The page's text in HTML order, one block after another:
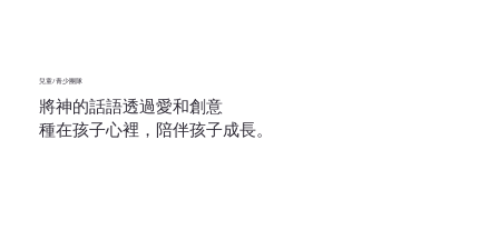
兒童/青少團隊
將神的話語透過愛和創意
種在孩子心裡，陪伴孩子成長。